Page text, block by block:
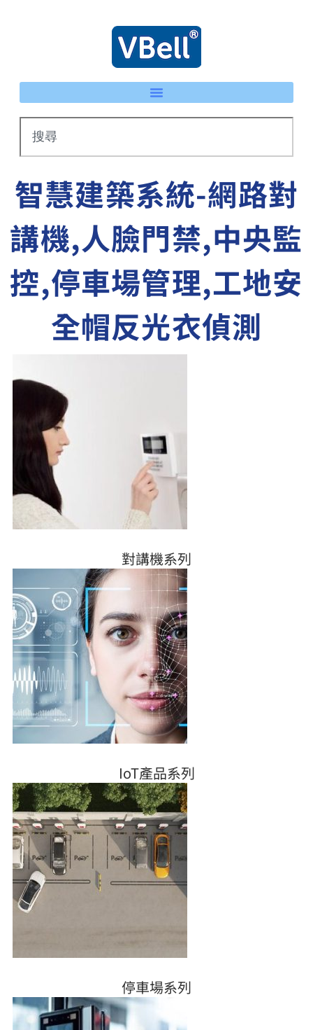
智慧建築系統-網路對
講機,人臉門禁,中央監
控,停車場管理,工地安
全帽反光衣偵測
對講機系列
IoT產品系列
停車場系列